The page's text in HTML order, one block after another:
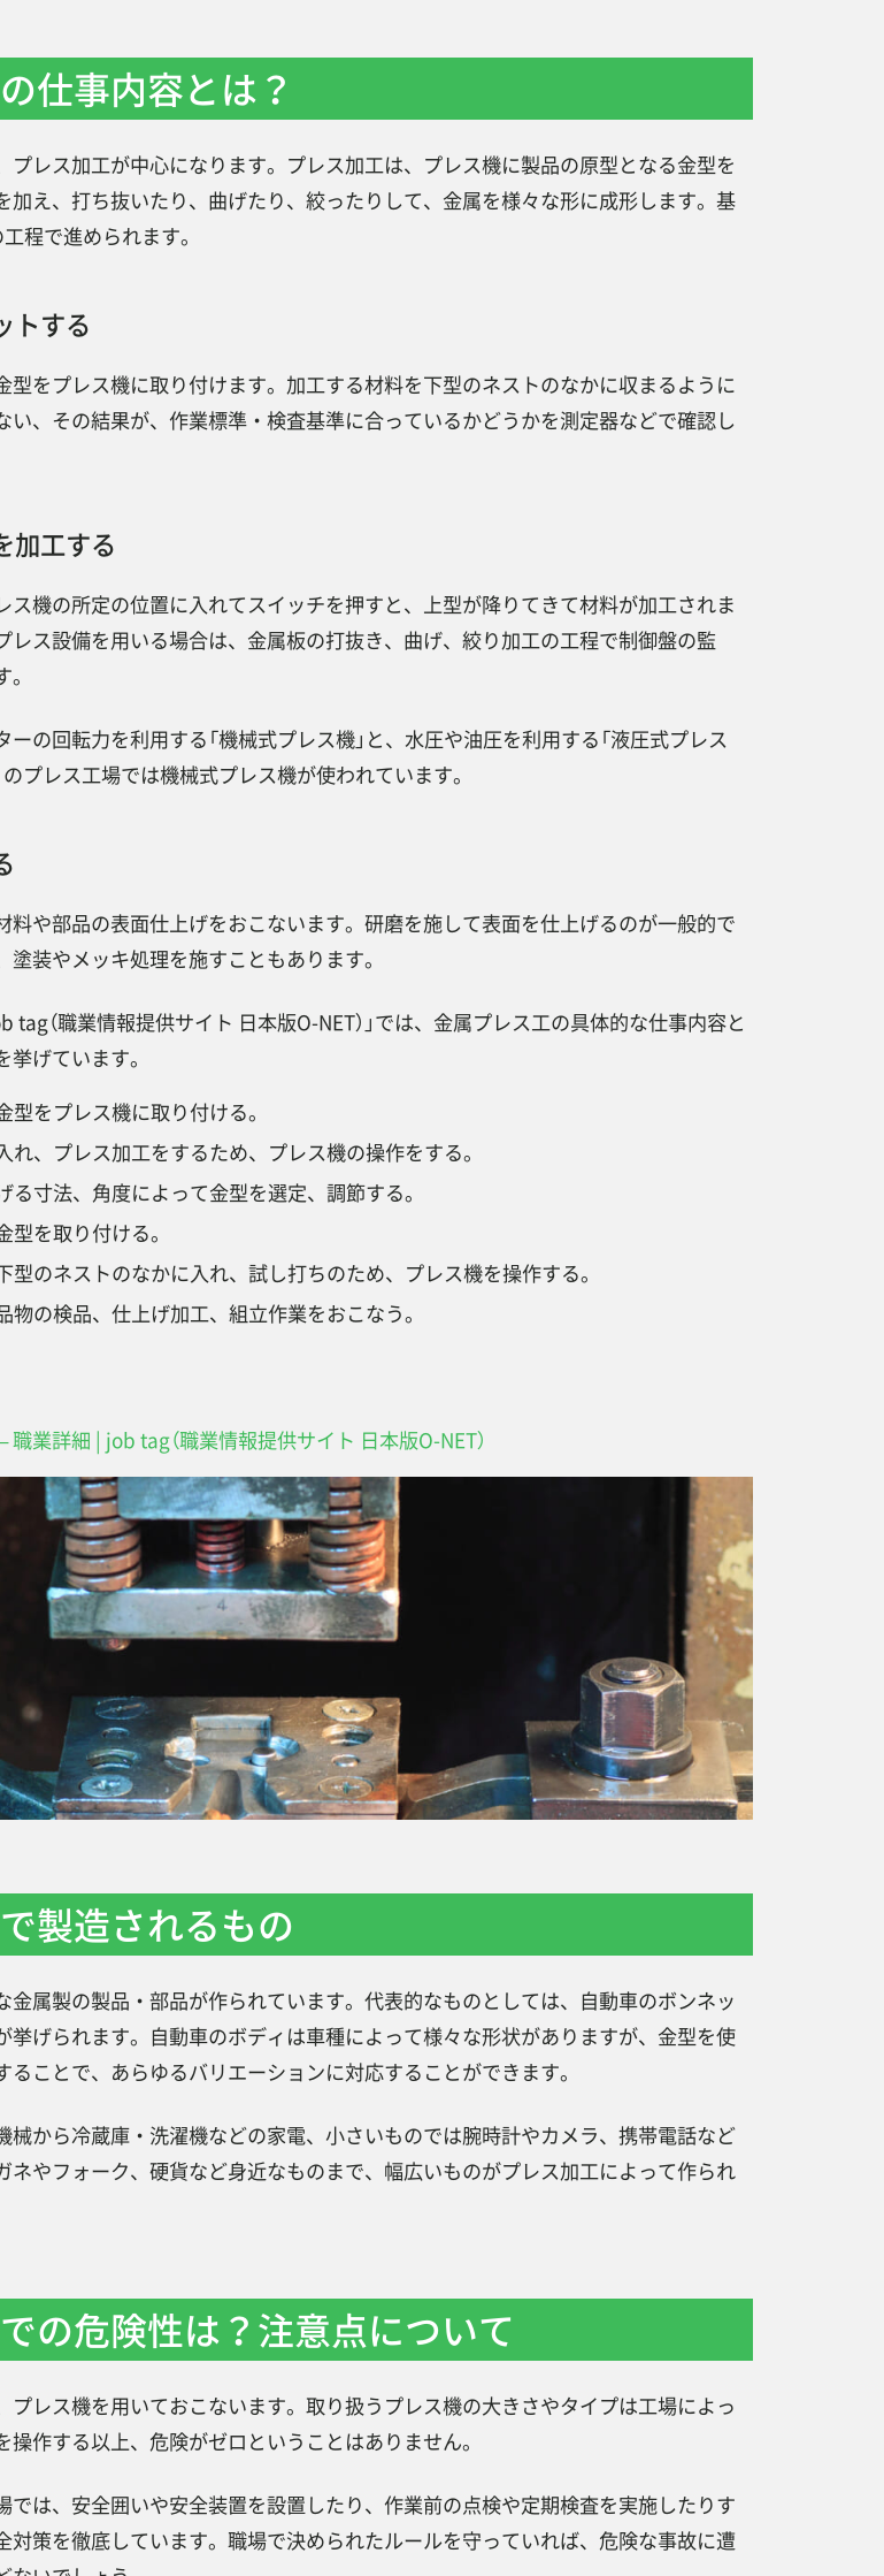
年収・月収とは？
派遣求人ならジョブ派遣！
仕事内容とは？
プレス加工が中心になります。プレス加工は、プレス機に製品の原型となる金型を
加え、打ち抜いたり、曲げたり、絞ったりして、金属を様々な形に成形します。基
程で進められます。
トする
型をプレス機に取り付けます。加工する材料を下型のネストのなかに収まるように
い、その結果が、作業標準・検査基準に合っているかどうかを測定器などで確認し
加工する
ス機の所定の位置に入れてスイッチを押すと、上型が降りてきて材料が加工されま
レス設備を用いる場合は、金属板の打抜き、曲げ、絞り加工の工程で制御盤の監
の回転力を利用する「機械式プレス機」と、水圧や油圧を利用する「液圧式プレス
プレス工場では機械式プレス機が使われています。
料や部品の表面仕上げをおこないます。研磨を施して表面を仕上げるのが一般的で
装やメッキ処理を施すこともあります。
tag（職業情報提供サイト 日本版O-NET）」では、金属プレス工の具体的な仕事内容と
げています。
型をプレス機に取り付ける。
れ、プレス加工をするため、プレス機の操作をする。
る寸法、角度によって金型を選定、調節する。
型を取り付ける。
型のネストのなかに入れ、試し打ちのため、プレス機を操作する。
物の検品、仕上げ加工、組立作業をおこなう。
職業詳細 | job tag（職業情報提供サイト 日本版O-NET）
製造されるもの
金属製の製品・部品が作られています。代表的なものとしては、自動車のボンネッ
挙げられます。自動車のボディは車種によって様々な形状がありますが、金型を使
ることで、あらゆるバリエーションに対応することができます。
械から冷蔵庫・洗濯機などの家電、小さいものでは腕時計やカメラ、携帯電話など
ネやフォーク、硬貨など身近なものまで、幅広いものがプレス加工によって作られ
の危険性は？注意点について
プレス機を用いておこないます。取り扱うプレス機の大きさやタイプは工場によっ
作する以上、危険がゼロということはありません。
では、安全囲いや安全装置を設置したり、作業前の点検や定期検査を実施したりす
対策を徹底しています。職場で決められたルールを守っていれば、危険な事故に遭